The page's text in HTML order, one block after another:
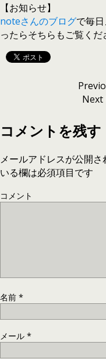
【お知らせ】
noteさんのブログで毎
ったらそちらもご覧くだ
Next
コメントを残す
メールアドレスが公開さ
いる欄は必須項目です
コメント
名前 *
メール *